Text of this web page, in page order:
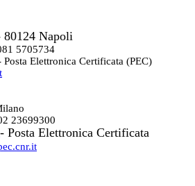
Napoli
5705734
Posta Elettronica Certificata (PEC)
23699300
- Posta Elettronica Certificata